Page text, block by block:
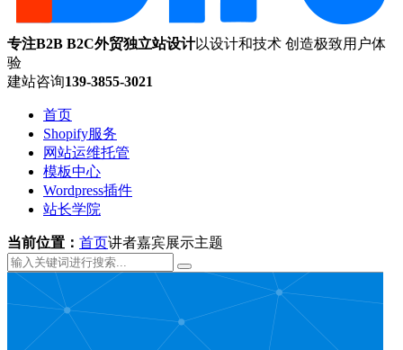
专注B2B B2C外贸独立站设计以设计和技术 创造极致用户体
验
建站咨询139-3855-3021
首页
Shopify服务
网站运维托管
模板中心
Wordpress插件
站长学院
当前位置： 首页讲者嘉宾展示主题